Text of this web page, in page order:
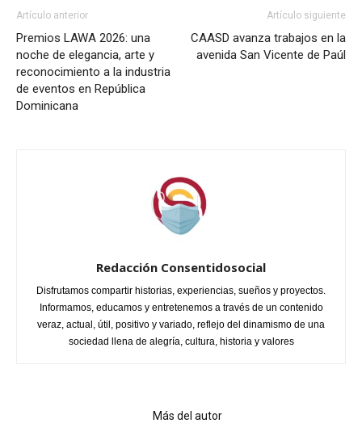
Artículo anterior
Premios LAWA 2026: una
noche de elegancia, arte y
reconocimiento a la industria
de eventos en República
Dominicana
Artículo siguiente
CAASD avanza trabajos en la
avenida San Vicente de Paúl
Redacción Consentidosocial
Disfrutamos compartir historias, experiencias, sueños y proyectos.
Informamos, educamos y entretenemos a través de un contenido
veraz, actual, útil, positivo y variado, reflejo del dinamismo de una
sociedad llena de alegría, cultura, historia y valores
Más del autor